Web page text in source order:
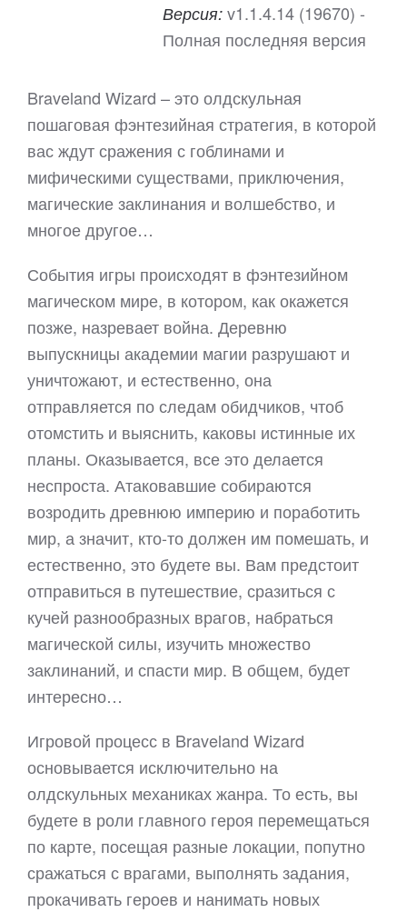
Версия: v1.1.4.14 (19670) -
Полная последняя версия
Braveland Wizard – это олдскульная
пошаговая фэнтезийная стратегия, в которой
вас ждут сражения с гоблинами и
мифическими существами, приключения,
магические заклинания и волшебство, и
многое другое…
События игры происходят в фэнтезийном
магическом мире, в котором, как окажется
позже, назревает война. Деревню
выпускницы академии магии разрушают и
уничтожают, и естественно, она
отправляется по следам обидчиков, чтоб
отомстить и выяснить, каковы истинные их
планы. Оказывается, все это делается
неспроста. Атаковавшие собираются
возродить древнюю империю и поработить
мир, а значит, кто-то должен им помешать, и
естественно, это будете вы. Вам предстоит
отправиться в путешествие, сразиться с
кучей разнообразных врагов, набраться
магической силы, изучить множество
заклинаний, и спасти мир. В общем, будет
интересно…
Игровой процесс в Braveland Wizard
основывается исключительно на
олдскульных механиках жанра. То есть, вы
будете в роли главного героя перемещаться
по карте, посещая разные локации, попутно
сражаться с врагами, выполнять задания,
прокачивать героев и нанимать новых